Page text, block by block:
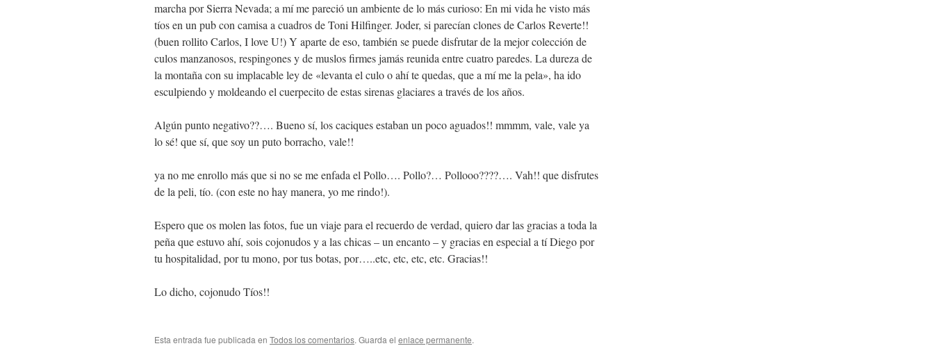
marcha por Sierra Nevada; a mí me pareció un ambiente de lo más curioso: En mi vida he visto más
tíos en un pub con camisa a cuadros de Toni Hilfinger. Joder, si parecían clones de Carlos Reverte!!
(buen rollito Carlos, I love U!) Y aparte de eso, también se puede disfrutar de la mejor colección de
culos manzanosos, respingones y de muslos firmes jamás reunida entre cuatro paredes. La dureza de
la montaña con su implacable ley de «levanta el culo o ahí te quedas, que a mí me la pela», ha ido
esculpiendo y moldeando el cuerpecito de estas sirenas glaciares a través de los años.
Algún punto negativo??…. Bueno sí, los caciques estaban un poco aguados!! mmmm, vale, vale ya
lo sé! que sí, que soy un puto borracho, vale!!
ya no me enrollo más que si no se me enfada el Pollo…. Pollo?… Pollooo????…. Vah!! que disfrutes
de la peli, tío. (con este no hay manera, yo me rindo!).
Espero que os molen las fotos, fue un viaje para el recuerdo de verdad, quiero dar las gracias a toda la
peña que estuvo ahí, sois cojonudos y a las chicas – un encanto – y gracias en especial a tí Diego por
tu hospitalidad, por tu mono, por tus botas, por…..etc, etc, etc, etc. Gracias!!
Lo dicho, cojonudo Tíos!!
Esta entrada fue publicada en Todos los comentarios. Guarda el enlace permanente.